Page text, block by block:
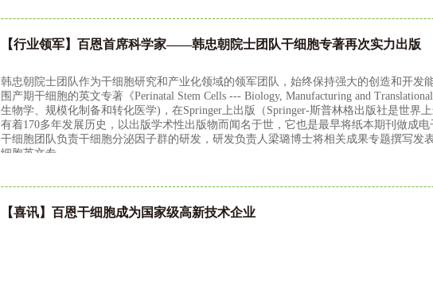
【行业领军】百恩首席科学家——韩忠朝院士团队干细胞专著再次实力出版
韩忠朝院士团队作为干细胞研究和产业化领域的领军团队，始终保持强大的创造和开发
围产期干细胞的英文专著《Perinatal Stem Cells --- Biology, Manufacturing and
生物学、规模化制备和转化医学)，在Springer上出版（Springer-斯普林格出版社是世界
有着170多年发展历史，以出版学术性出版物而闻名于世，它也是最早将纸本期刊做成
干细胞团队负责干细胞分泌因子群的研发，研发负责人梁璐博士将相关成果专题撰写发
细胞英文专
【喜讯】百恩干细胞成为国家级高新技术企业